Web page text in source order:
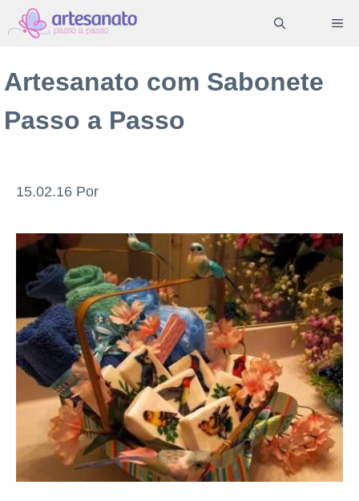
Pular
para
conteúdo
Artesanato com Sabonete
Passo a Passo
15.02.16 Por